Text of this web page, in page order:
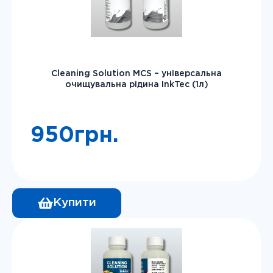
Epson Workforce WF-3010DW / WF-3011 / WF-
Epson Workforce WF-3620 / WF-3640
Cleaning Solution MCS – універсальна
очищувальна рідина InkTec (1л)
950грн.
Купити